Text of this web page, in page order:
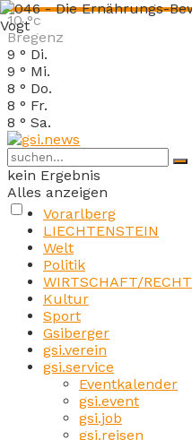
10 °c
Bregenz
9 ° Di.
9 ° Mi.
8 ° Do.
8 ° Fr.
8 ° Sa.
kein Ergebnis
Alles anzeigen
Vorarlberg
LIECHTENSTEIN
Welt
Politik
WIRTSCHAFT/RECHT
Kultur
Sport
Gsiberger
gsi.verein
gsi.service
Eventkalender
gsi.event
gsi.job
gsi.reisen